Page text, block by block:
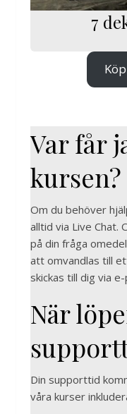
7
Var får
kursen?
Om du behöver
alltid via Live Chat.
på din fråga
att omvandlas till
skickas till dig via
När
Din supporttid
våra kurser